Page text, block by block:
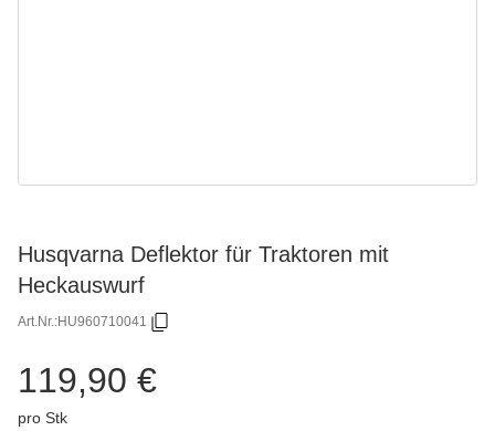
Husqvarna Deflektor für Traktoren mit
Heckauswurf
Art.Nr.:HU960710041
119,90 €
pro Stk